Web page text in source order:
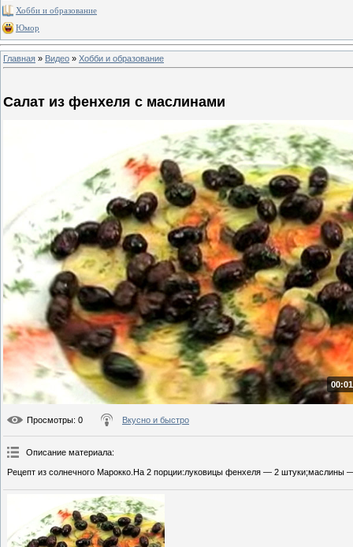
Хобби и образование
Юмор
Главная » Видео » Хобби и образование
Салат из фенхеля с маслинами
Просмотры: 0 Вкусно и быстро
Описание материала:
Рецепт из солнечного Марокко.На 2 порции:луковицы фенхеля — 2